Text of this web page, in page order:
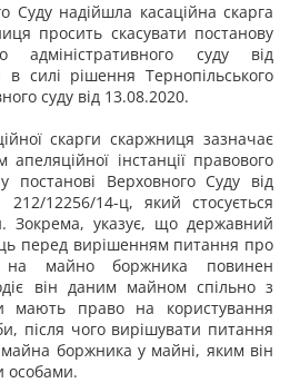
Суду надійшла касаційна скарга
просить скасувати постанову
адміністративного суду від
силі рішення Тернопільського
суду від 13.08.2020.
скарги скаржниця зазначає
інстанції правового
постанові Верховного Суду від
12256/14-ц, який стосується
Зокрема, указує, що державний
перед вирішенням питання про
на майно боржника повинен
він даним майном спільно з
право на користування
після чого вирішувати питання
боржника у майні, яким він
особами.